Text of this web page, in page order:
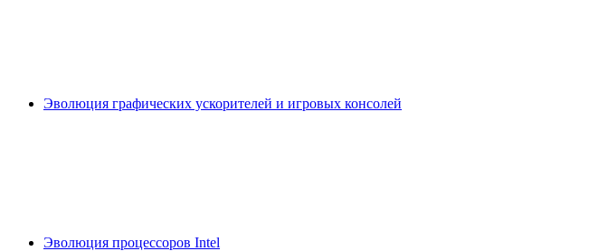
Эволюция графических ускорителей и игровых консолей
Эволюция процессоров Intel